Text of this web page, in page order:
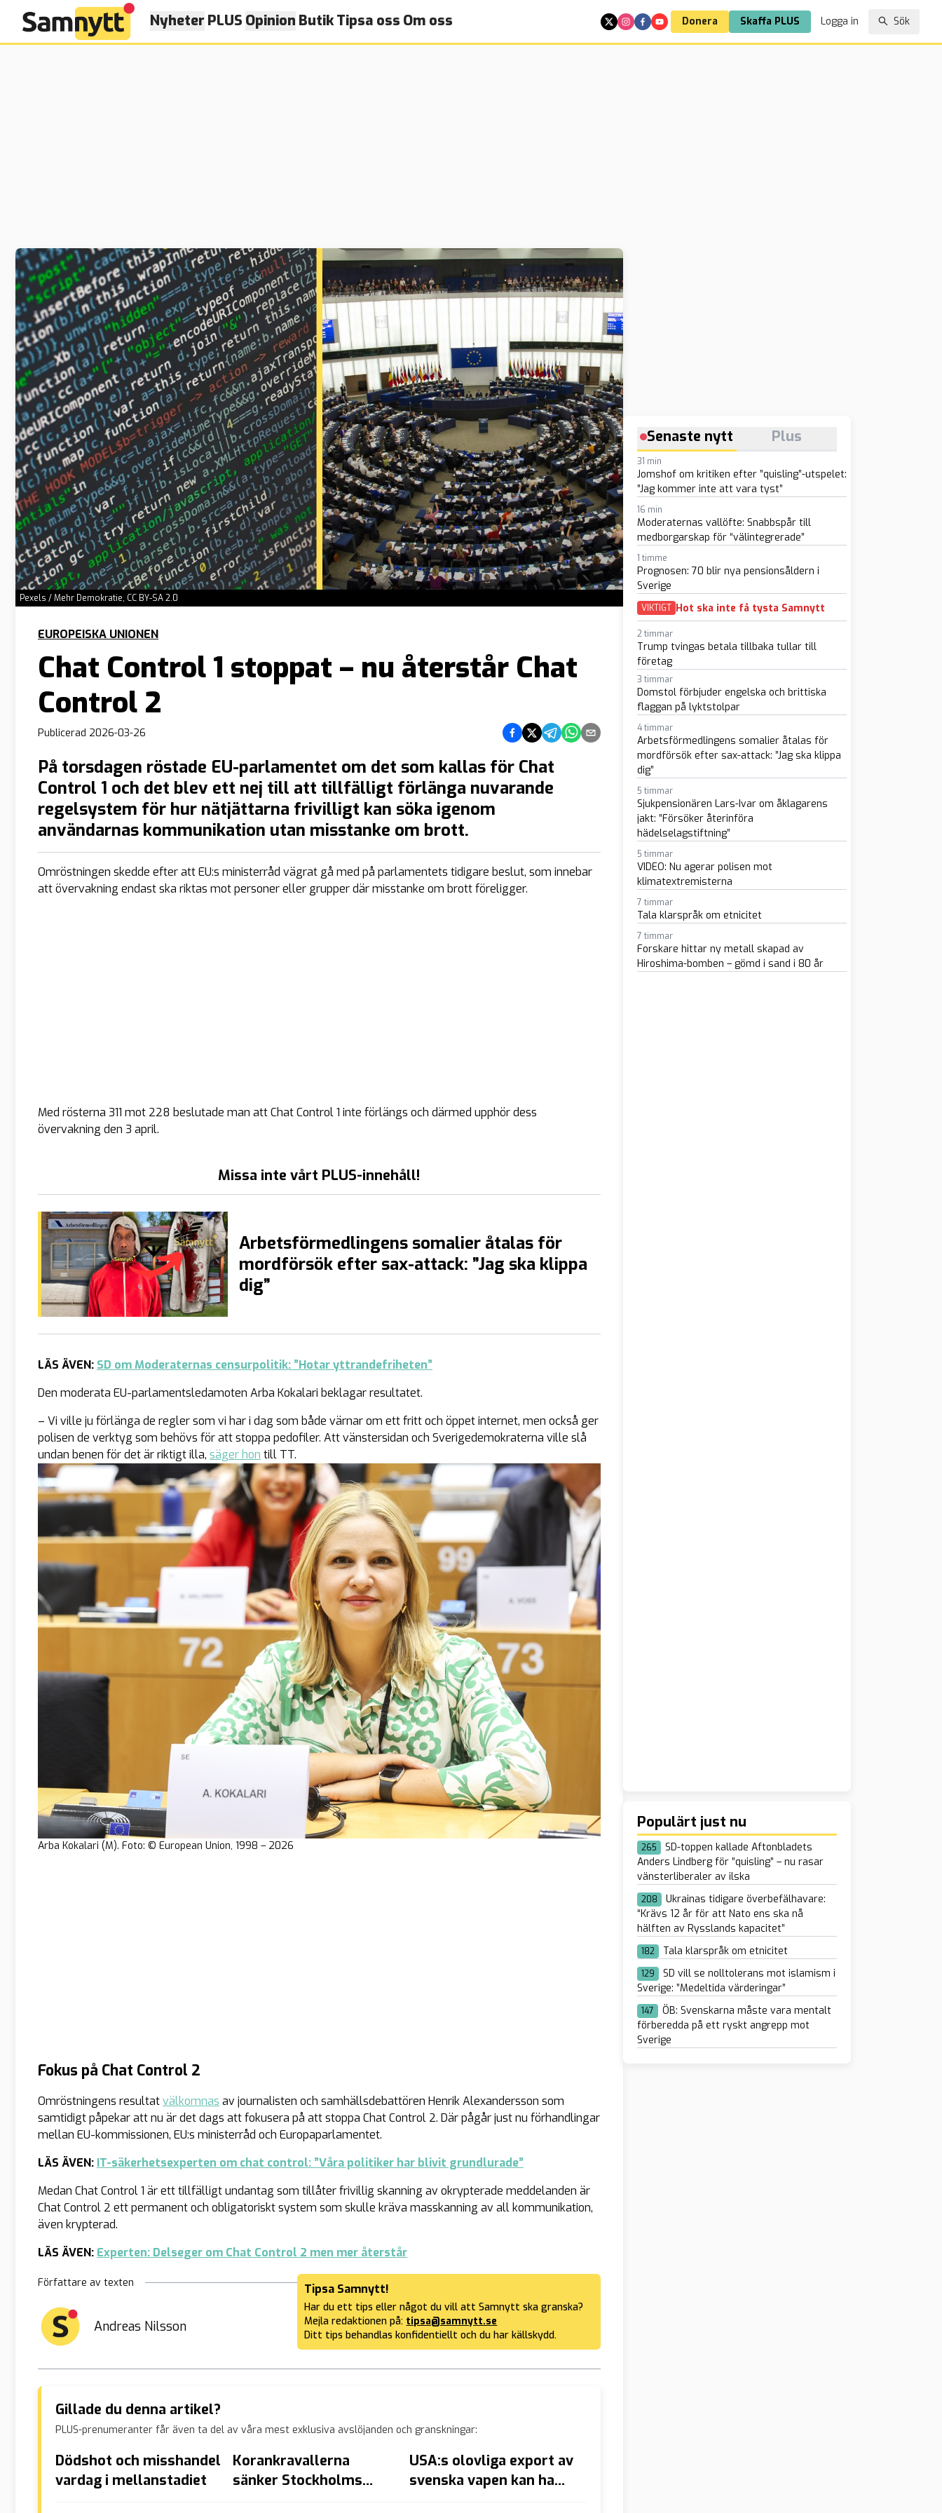
Nyheter PLUS Opinion ButikTipsa oss Om oss Donera Skaffa PLUS Logga in Sök
Pexels / Mehr Demokratie, CC BY-SA 2.0
EUROPEISKA UNIONEN
Chat Control 1 stoppat – nu återstår Chat
Control 2
Publicerad 2026-03-26 Dela på Facebook
Dela på Twitter
Dela på Telegram
Dela på Whatsapp
Dela via e-post
På torsdagen röstade EU-parlamentet om det som kallas för Chat
Control 1 och det blev ett nej till att tillfälligt förlänga nuvarande
regelsystem för hur nätjättarna frivilligt kan söka igenom
användarnas kommunikation utan misstanke om brott.
Omröstningen skedde efter att EU:s ministerråd vägrat gå med på parlamentets tidigare beslut, som innebar
att övervakning endast ska riktas mot personer eller grupper där misstanke om brott föreligger.
Med rösterna 311 mot 228 beslutade man att Chat Control 1 inte förlängs och därmed upphör dess
övervakning den 3 april.
Missa inte vårt PLUS-innehåll!
Arbetsförmedlingens somalier åtalas för
mordförsök efter sax-attack: ”Jag ska klippa
dig”
LÄS ÄVEN: SD om Moderaternas censurpolitik: ”Hotar yttrandefriheten”
Den moderata EU-parlamentsledamoten Arba Kokalari beklagar resultatet.
– Vi ville ju förlänga de regler som vi har i dag som både värnar om ett fritt och öppet internet, men också ger
polisen de verktyg som behövs för att stoppa pedofiler. Att vänstersidan och Sverigedemokraterna ville slå
undan benen för det är riktigt illa, säger hon till TT.
Arba Kokalari (M). Foto: © European Union, 1998 – 2026
Fokus på Chat Control 2
Omröstningens resultatvälkomnas av journalisten och samhällsdebattören Henrik Alexandersson som
samtidigt påpekar att nu är det dags att fokusera på att stoppa Chat Control 2. Där pågår just nu förhandlingar
mellan EU-kommissionen, EU:s ministerråd och Europaparlamentet.
LÄS ÄVEN: IT-säkerhetsexperten om chat control: ”Våra politiker har blivit grundlurade”
Medan Chat Control 1 är ett tillfälligt undantag som tillåter frivillig skanning av okrypterade meddelanden är
Chat Control 2 ett permanent och obligatoriskt system som skulle kräva masskanning av all kommunikation,
även krypterad.
LÄS ÄVEN: Experten: Delseger om Chat Control 2 men mer återstår
Författare av texten
Andreas Nilsson
Tipsa Samnytt!
Har du ett tips eller något du vill att Samnytt ska granska?
Mejla redaktionen på: tipsa@samnytt.se
Ditt tips behandlas konfidentiellt och du har källskydd.
Gillade du denna artikel?
PLUS-prenumeranter får även ta del av våra mest exklusiva avslöjanden och granskningar:
Dödshot och misshandel
vardag i mellanstadiet
Korankravallerna
sänker Stockholms
USA:s olovliga export av
svenska vapen kan ha
Senaste nytt Plus
31 min
Jomshof om kritiken efter ”quisling”-utspelet:
”Jag kommer inte att vara tyst”
16 min
Moderaternas vallöfte: Snabbspår till
medborgarskap för “välintegrerade”
1 timme
Prognosen: 70 blir nya pensionsåldern i
Sverige
VIKTIGT Hot ska inte få tysta Samnytt
2 timmar
Trump tvingas betala tillbaka tullar till
företag
3 timmar
Domstol förbjuder engelska och brittiska
flaggan på lyktstolpar
4 timmar
Arbetsförmedlingens somalier åtalas för
mordförsök efter sax-attack: ”Jag ska klippa
dig”
5 timmar
Sjukpensionären Lars-Ivar om åklagarens
jakt: ”Försöker återinföra
hädelselagstiftning”
5 timmar
VIDEO: Nu agerar polisen mot
klimatextremisterna
7 timmar
Tala klarspråk om etnicitet
7 timmar
Forskare hittar ny metall skapad av
Hiroshima-bomben – gömd i sand i 80 år
Populärt just nu
265
SD-toppen kallade Aftonbladets
Anders Lindberg för ”quisling” – nu rasar
vänsterliberaler av ilska
208
Ukrainas tidigare överbefälhavare:
“Krävs 12 år för att Nato ens ska nå
hälften av Rysslands kapacitet”
182 Tala klarspråk om etnicitet
129
SD vill se nolltolerans mot islamism i
Sverige: ”Medeltida värderingar”
147
ÖB: Svenskarna måste vara mentalt
förberedda på ett ryskt angrepp mot
Sverige